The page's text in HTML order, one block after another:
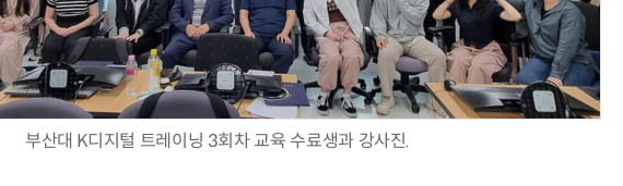
부산대 K디지털 트레이닝 3회차 교육 수료생과 강사진.